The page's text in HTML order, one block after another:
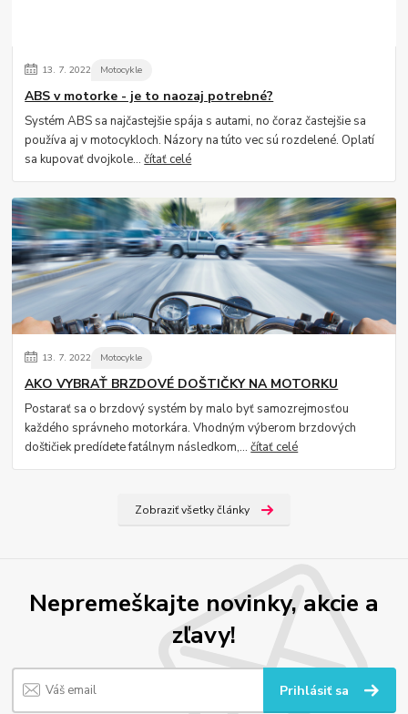
13. 7. 2022 Motocykle
ABS v motorke - je to naozaj potrebné?
Systém ABS sa najčastejšie spája s autami, no čoraz častejšie sa
používa aj v motocykloch. Názory na túto vec sú rozdelené. Oplatí
sa kupovať dvojkole...čítať celé
13. 7. 2022 Motocykle
AKO VYBRAŤ BRZDOVÉ DOŠTIČKY NA MOTORKU
Postarať sa o brzdový systém by malo byť samozrejmosťou
každého správneho motorkára. Vhodným výberom brzdových
doštičiek predídete fatálnym následkom,...čítať celé
Zobraziť všetky články
Nepremeškajte novinky, akcie a
zľavy!
Prihlásiť sa